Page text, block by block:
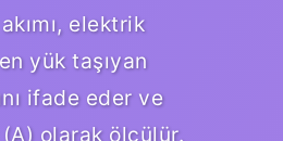
elektrik
yük taşıyan
ifade eder ve
olarak ölçülür.